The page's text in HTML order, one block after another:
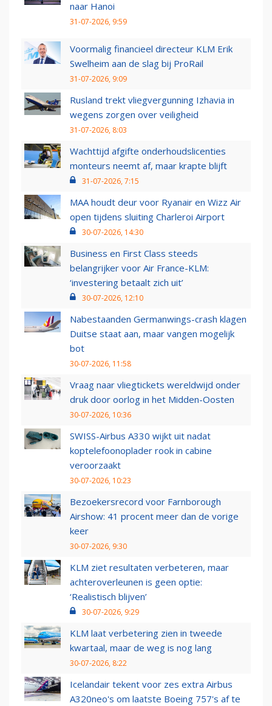
naar Hanoi
31-07-2026, 9:59
Voormalig financieel directeur KLM Erik
Swelheim aan de slag bij ProRail
31-07-2026, 9:09
Rusland trekt vliegvergunning Izhavia in
wegens zorgen over veiligheid
31-07-2026, 8:03
Wachttijd afgifte onderhoudslicenties
monteurs neemt af, maar krapte blijft
31-07-2026, 7:15
MAA houdt deur voor Ryanair en Wizz Air
open tijdens sluiting Charleroi Airport
30-07-2026, 14:30
Business en First Class steeds
belangrijker voor Air France-KLM:
‘investering betaalt zich uit’
30-07-2026, 12:10
Nabestaanden Germanwings-crash klagen
Duitse staat aan, maar vangen mogelijk
bot
30-07-2026, 11:58
Vraag naar vliegtickets wereldwijd onder
druk door oorlog in het Midden-Oosten
30-07-2026, 10:36
SWISS-Airbus A330 wijkt uit nadat
koptelefoonoplader rook in cabine
veroorzaakt
30-07-2026, 10:23
Bezoekersrecord voor Farnborough
Airshow: 41 procent meer dan de vorige
keer
30-07-2026, 9:30
KLM ziet resultaten verbeteren, maar
achteroverleunen is geen optie:
‘Realistisch blijven’
30-07-2026, 9:29
KLM laat verbetering zien in tweede
kwartaal, maar de weg is nog lang
30-07-2026, 8:22
Icelandair tekent voor zes extra Airbus
A320neo's om laatste Boeing 757's af te